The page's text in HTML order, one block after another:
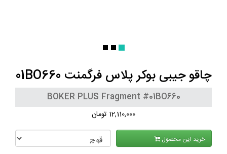
چاقو جیبی بوکر پلاس فرگمنت 01BO660
BOKER PLUS Fragment #01BO660
12,110,000 تومان
خرید این محصول